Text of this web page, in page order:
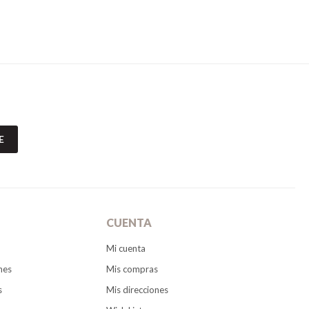
CUENTA
Mi cuenta
Mis compras
Mis direcciones